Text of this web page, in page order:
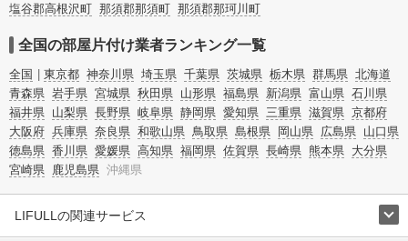
塩谷郡高根沢町 那須郡那須町 那須郡那珂川町
全国の部屋片付け業者ランキング一覧
全国 東京都 神奈川県 埼玉県 千葉県 茨城県 栃木県 群馬県 北海道
青森県 岩手県 宮城県 秋田県 山形県 福島県 新潟県 富山県 石川県
福井県 山梨県 長野県 岐阜県 静岡県 愛知県 三重県 滋賀県 京都府
大阪府 兵庫県 奈良県 和歌山県 鳥取県 島根県 岡山県 広島県 山口県
徳島県 香川県 愛媛県 高知県 福岡県 佐賀県 長崎県 熊本県 大分県
宮崎県 鹿児島県 沖縄県
LIFULLの関連サービス